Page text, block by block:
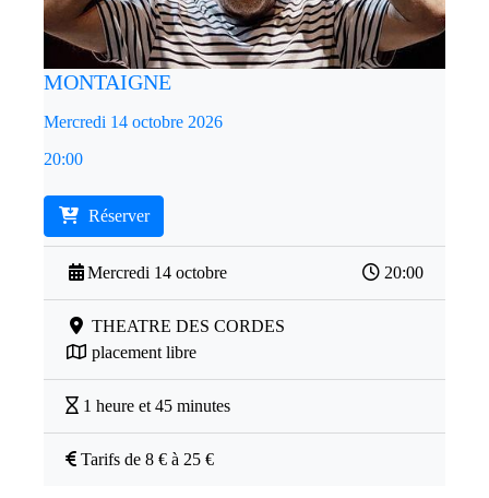
MONTAIGNE
Mercredi 14 octobre 2026
20:00
Réserver
Mercredi 14 octobre 20:00
THEATRE DES CORDES
placement libre
1 heure et 45 minutes
Tarifs de 8 € à 25 €